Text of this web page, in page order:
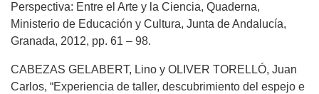
Perspectiva: Entre el Arte y la Ciencia, Quaderna,
Ministerio de Educación y Cultura, Junta de Andalucía,
Granada, 2012, pp. 61 – 98.
CABEZAS GELABERT, Lino y OLIVER TORELLÓ, Juan
Carlos, “Experiencia de taller, descubrimiento del espejo e